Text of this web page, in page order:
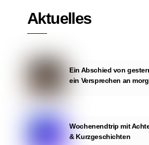
Aktuelles
Ein Abschied von
ein Versprechen an
Wochenendtrip mit
& Kurzgeschichten